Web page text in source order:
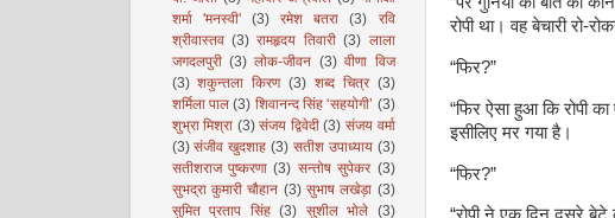
रोपी था। वह बेचारी रो-
“फिर?”
“फिर ऐसा हुआ कि रोपी
इसीलिए मर गया है।
“फिर?”
शर्मा 'मनस्वी'
(3) रमेश बतरा (3)
रवि
श्रीवास्तव (3) रामहृदय तिवारी (3) लाला
जगदलपुरी (3) लोक-जीवन (3) वीणा विज
(3) शकुन्तला किरण (3) शब्द चित्र (3)
शर्मिला पाल (3) शिवानन्द सिंह ‘सहयोगी’ (3)
शुभ्रा मिश्रा (3) संजय द्विवेदी (3) संजय वर्मा
(3) संजीव खुदशाह (3) सतीश उपाध्याय (3)
सतीशराज पुष्करणा (3) सन्तोष सुपेकर (3)
सुभद्रा कुमारी चौहान (3) सुभाष लखेड़ा (3)
सुमित प्रताप सिंह (3) सुशील भोले (3)